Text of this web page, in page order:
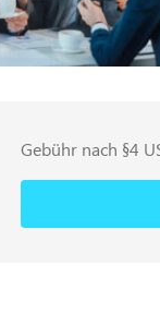
Gebühr nach §4